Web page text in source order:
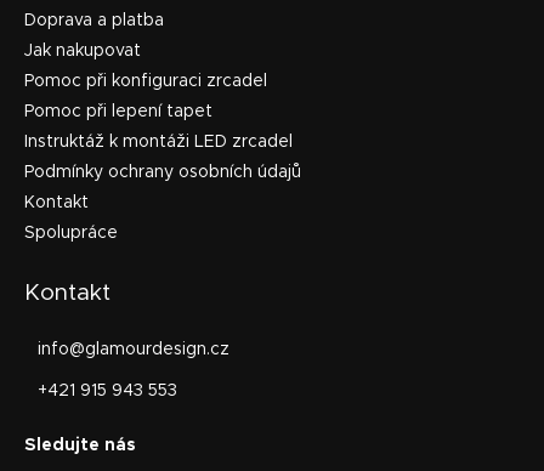
Doprava a platba
Jak nakupovat
Pomoc při konfiguraci zrcadel
Pomoc při lepení tapet
Instruktáž k montáži LED zrcadel
Podmínky ochrany osobních údajů
Kontakt
Spolupráce
Kontakt
info@glamourdesign.cz
+421 915 943 553